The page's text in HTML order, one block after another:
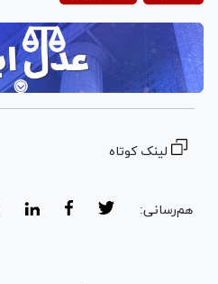
Video
لینک کوتاه
هم‌رسانی: